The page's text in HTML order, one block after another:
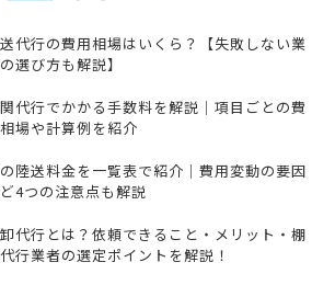
代行の費用相場はいくら？【失敗しない業
選び方も解説】
代行でかかる手数料を解説｜項目ごとの費
場や計算例を紹介
陸送料金を一覧表で紹介｜費用変動の要因
4つの注意点も解説
代行とは？依頼できること・メリット・棚
行業者の選定ポイントを解説！